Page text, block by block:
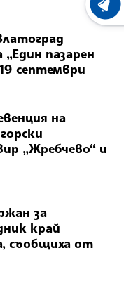
пазарен
септември
на
„Жребчево“ и
за
край
съобщиха от